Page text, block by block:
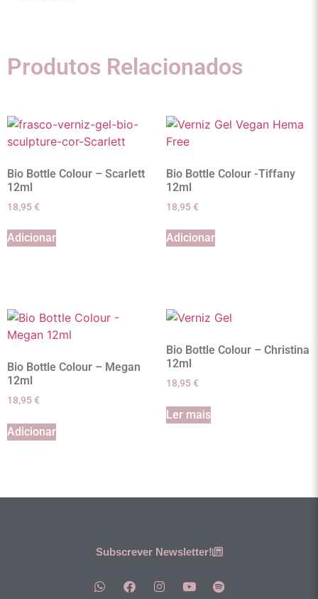
Produtos Relacionados
Bio Bottle Colour – Scarlett
12ml
18,95€
Adicionar
Bio Bottle Colour -Tiffany
12ml
18,95€
Adicionar
Bio Bottle Colour – Megan
12ml
18,95€
Adicionar
Bio Bottle Colour – Christina
12ml
18,95€
Ler mais
Subscrever Newsletter!